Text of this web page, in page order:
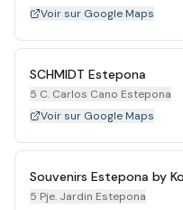
Voir sur Google Maps
SCHMIDT Estepona
5 C. Carlos Cano Estepona
Voir sur Google Maps
Souvenirs Estepona by
5 Pje. Jardin Estepona